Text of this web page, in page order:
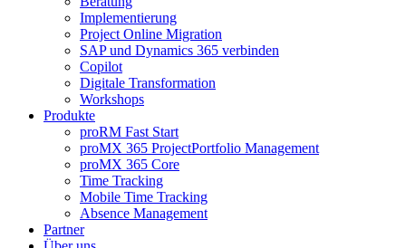
Implementierung
Project Online Migration
SAP und Dynamics 365 verbinden
Copilot
Digitale Transformation
Workshops
Produkte
proRM Fast Start
proMX 365 ProjectPortfolio Management
proMX 365 Core
Time Tracking
Mobile Time Tracking
Absence Management
Partner